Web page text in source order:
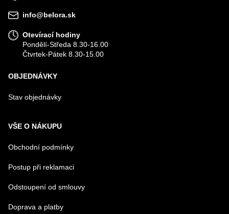
info@belora.sk
Otevírací hodiny
Pondělí-Středa 8.30-16.00
Čtvrtek-Pátek 8.30-15.00
OBJEDNÁVKY
Stav objednávky
VŠE O NÁKUPU
Obchodní podmínky
Postup při reklamaci
Odstoupení od smlouvy
Doprava a platby